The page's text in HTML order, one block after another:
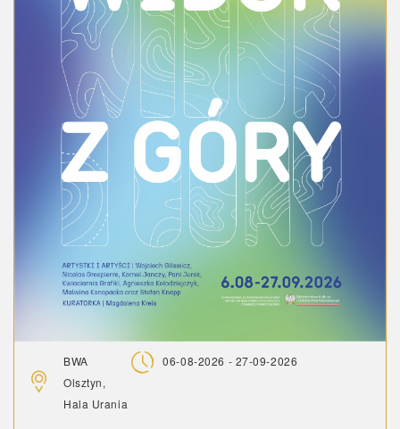
BWA
Olsztyn,
Hala Urania
06-08-2026 - 27-09-2026